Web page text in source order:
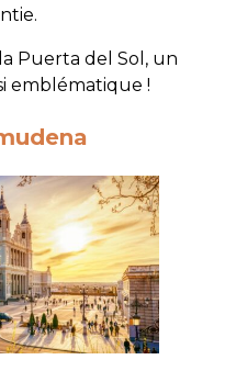
Puerta del Sol, un
emblématique !